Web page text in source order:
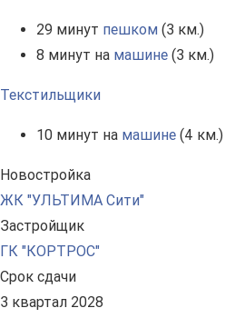
29 минут пешком (3 км.)
8 минут на машине (3 км.)
Текстильщики
10 минут на машине (4 км.)
Новостройка
ЖК "УЛЬТИМА Сити"
Застройщик
ГК "КОРТРОС"
Срок сдачи
3 квартал 2028